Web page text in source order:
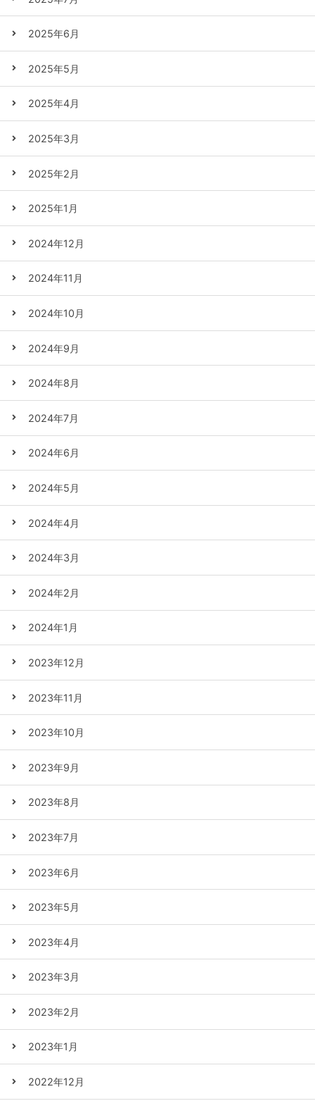
2025年6月
2025年5月
2025年4月
2025年3月
2025年2月
2025年1月
2024年12月
2024年11月
2024年10月
2024年9月
2024年8月
2024年7月
2024年6月
2024年5月
2024年4月
2024年3月
2024年2月
2024年1月
2023年12月
2023年11月
2023年10月
2023年9月
2023年8月
2023年7月
2023年6月
2023年5月
2023年4月
2023年3月
2023年2月
2023年1月
2022年12月